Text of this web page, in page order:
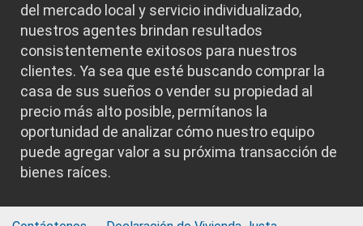
del mercado local y servicio individualizado,
nuestros agentes brindan resultados
consistentemente exitosos para nuestros
clientes. Ya sea que esté buscando comprar la
casa de sus sueños o vender su propiedad al
precio más alto posible, permítanos la
oportunidad de analizar cómo nuestro equipo
puede agregar valor a su próxima transacción de
bienes raíces.